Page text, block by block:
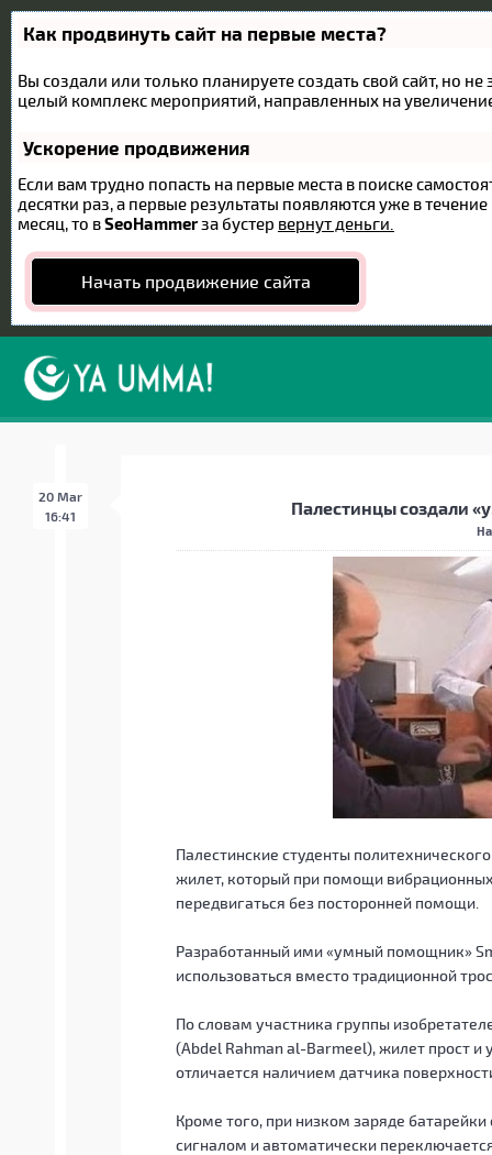
Как продвинуть сайт на первые места?
Вы создали или только планируете создать свой сайт, но
целый комплекс мероприятий, направленных на
Ускорение продвижения
Если вам трудно попасть на первые места в поиске
десятки раз, а первые результаты появляются уже в
месяц, то вSeoHammerза бустер вернут деньги.
Начать продвижение сайта
20 Mar
16:41
Палестинцы создали
Палестинские студенты
жилет, который при помощи
передвигаться без посторонней помощи.
Разработанный ими «умный помощник»
использоваться вместо традиционной
По словам участника группы
(Abdel Rahman al-Barmeel), жилет прост
отличается наличием датчика
Кроме того, при низком заряде
сигналом и автоматически